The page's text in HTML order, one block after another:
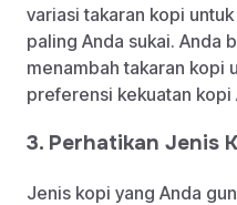
variasi takaran kopi
paling Anda sukai. Anda
menambah takaran kopi
preferensi kekuatan kopi
3. Perhatikan Jenis
Jenis kopi yang Anda